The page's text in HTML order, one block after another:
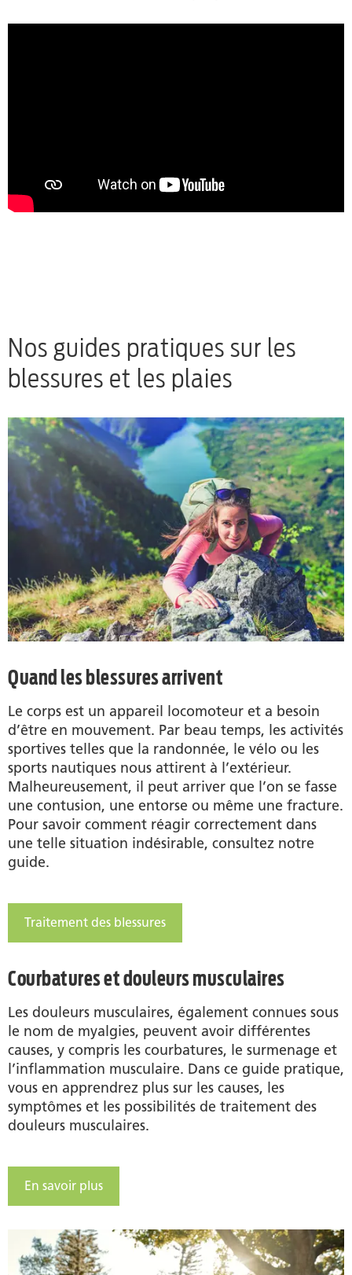
Nos guides pratiques sur les
blessures et les plaies
Quand les blessures arrivent
Le corps est un appareil locomoteur et a besoin
d’être en mouvement. Par beau temps, les activités
sportives telles que la randonnée, le vélo ou les
sports nautiques nous attirent à l’extérieur.
Malheureusement, il peut arriver que l’on se fasse
une contusion, une entorse ou même une fracture.
Pour savoir comment réagir correctement dans
une telle situation indésirable, consultez notre
guide.
Traitement des blessures
Courbatures et douleurs musculaires
Les douleurs musculaires, également connues sous
le nom de myalgies, peuvent avoir différentes
causes, y compris les courbatures, le surmenage et
l’inflammation musculaire. Dans ce guide pratique,
vous en apprendrez plus sur les causes, les
symptômes et les possibilités de traitement des
douleurs musculaires.
En savoir plus